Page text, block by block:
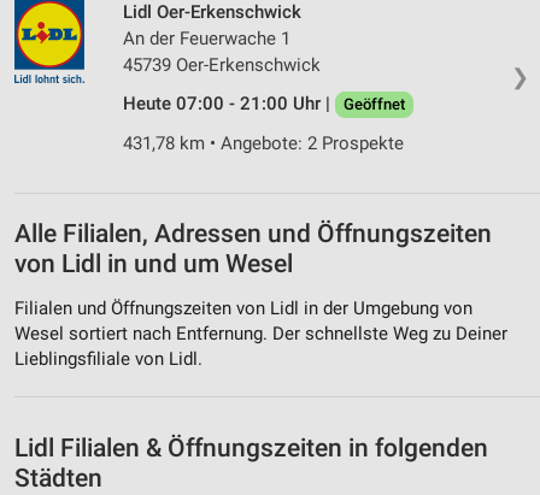
❯
Lidl Oer-Erkenschwick
An der Feuerwache 1
45739 Oer-Erkenschwick
Heute 07:00 - 21:00 Uhr |
Geöffnet
431,78 km • Angebote: 2 Prospekte
Alle Filialen, Adressen und Öffnungszeiten
von Lidl in und um Wesel
Filialen und Öffnungszeiten von Lidl in der Umgebung von
Wesel sortiert nach Entfernung. Der schnellste Weg zu Deiner
Lieblingsfiliale von Lidl.
Lidl Filialen & Öffnungszeiten in folgenden
Städten
Funktional